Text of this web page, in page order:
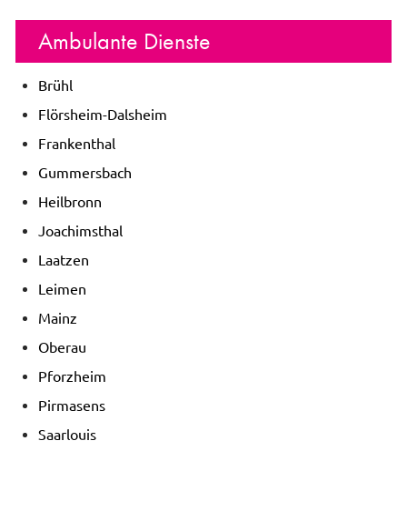
Ambulante Dienste
Brühl
Flörsheim-Dalsheim
Frankenthal
Gummersbach
Heilbronn
Joachimsthal
Laatzen
Leimen
Mainz
Oberau
Pforzheim
Pirmasens
Saarlouis